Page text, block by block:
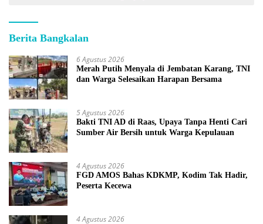
Berita Bangkalan
6 Agustus 2026
Merah Putih Menyala di Jembatan Karang, TNI
dan Warga Selesaikan Harapan Bersama
5 Agustus 2026
Bakti TNI AD di Raas, Upaya Tanpa Henti Cari
Sumber Air Bersih untuk Warga Kepulauan
4 Agustus 2026
FGD AMOS Bahas KDKMP, Kodim Tak Hadir,
Peserta Kecewa
4 Agustus 2026